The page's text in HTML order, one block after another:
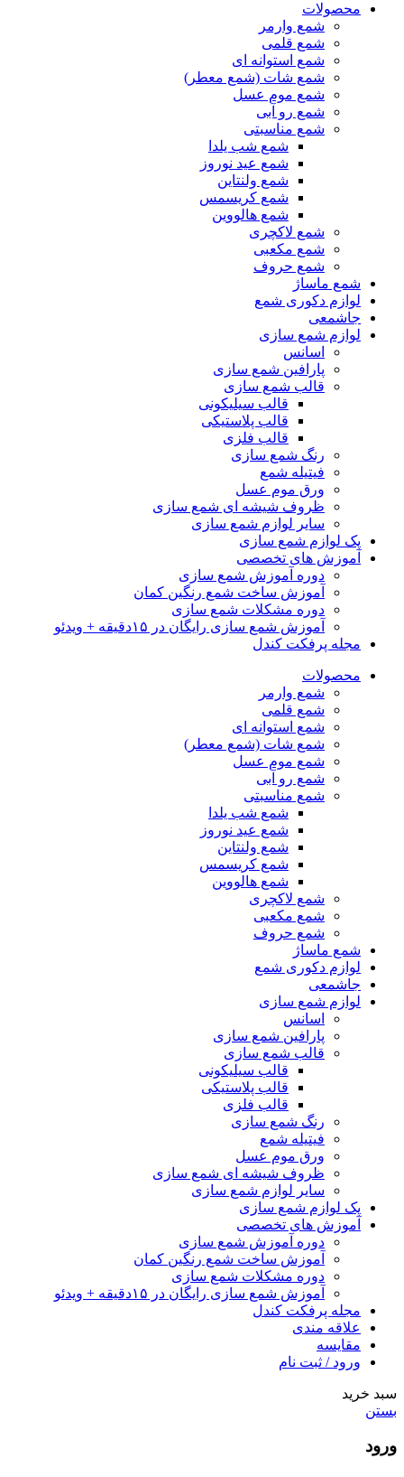
محصولات
شمع وارمر
شمع قلمی
شمع استوانه ای
شمع شات (شمع معطر)
شمع موم عسل
شمع رو آبی
شمع مناسبتی
شمع شب یلدا
شمع عید نوروز
شمع ولنتاین
شمع کریسمس
شمع هالووین
شمع لاکچری
شمع مکعبی
شمع حروف
شمع ماساژ
لوازم دکوری شمع
جاشمعی
لوازم شمع سازی
اسانس
پارافین شمع سازی
قالب شمع سازی
قالب سیلیکونی
قالب پلاستیکی
قالب فلزی
رنگ شمع سازی
فیتیله شمع
ورق موم عسل
ظروف شیشه ای شمع سازی
سایر لوازم شمع سازی
پک لوازم شمع سازی
آموزش های تخصصی
دوره آموزش شمع سازی
آموزش ساخت شمع رنگین کمان
دوره مشکلات شمع سازی
آموزش شمع سازی رایگان در ۱۵دقیقه + ویدئو
مجله پرفکت کندل
محصولات
شمع وارمر
شمع قلمی
شمع استوانه ای
شمع شات (شمع معطر)
شمع موم عسل
شمع رو آبی
شمع مناسبتی
شمع شب یلدا
شمع عید نوروز
شمع ولنتاین
شمع کریسمس
شمع هالووین
شمع لاکچری
شمع مکعبی
شمع حروف
شمع ماساژ
لوازم دکوری شمع
جاشمعی
لوازم شمع سازی
اسانس
پارافین شمع سازی
قالب شمع سازی
قالب سیلیکونی
قالب پلاستیکی
قالب فلزی
رنگ شمع سازی
فیتیله شمع
ورق موم عسل
ظروف شیشه ای شمع سازی
سایر لوازم شمع سازی
پک لوازم شمع سازی
آموزش های تخصصی
دوره آموزش شمع سازی
آموزش ساخت شمع رنگین کمان
دوره مشکلات شمع سازی
آموزش شمع سازی رایگان در ۱۵دقیقه + ویدئو
مجله پرفکت کندل
علاقه مندی
مقايسه
ورود / ثبت نام
سبد خرید
بستن
ورود